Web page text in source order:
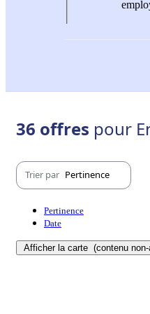
36 offres pour
Trier par Pertinence
Pertinence
Date
Afficher la carte (contenu